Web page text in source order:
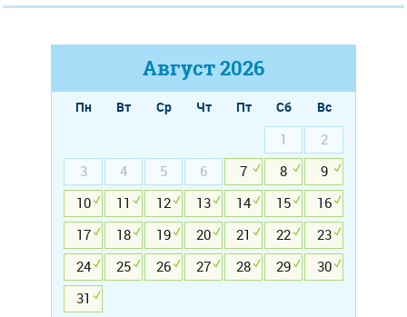
Август2026
Пн Вт Ср Чт Пт Сб
Вс
1
2
3
4 5 6 7 8
9
10
11 12 13 14 15
16
17
18 19 20 21 22
23
24
25 26 27 28 29
30
31